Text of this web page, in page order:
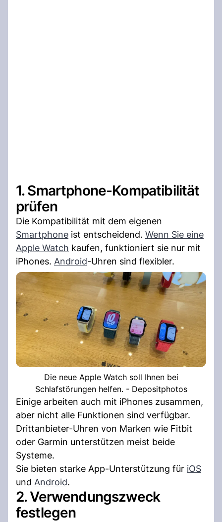
1. Smartphone-Kompatibilität
prüfen
Die Kompatibilität mit dem eigenen
Smartphone ist entscheidend. Wenn Sie eine
Apple Watch kaufen, funktioniert sie nur mit
iPhones. Android-Uhren sind flexibler.
Die neue Apple Watch soll Ihnen bei
Schlafstörungen helfen. - Depositphotos
Einige arbeiten auch mit iPhones zusammen,
aber nicht alle Funktionen sind verfügbar.
Drittanbieter-Uhren von Marken wie Fitbit
oder Garmin unterstützen meist beide
Systeme.
Sie bieten starke App-Unterstützung für iOS
und Android.
2. Verwendungszweck
festlegen